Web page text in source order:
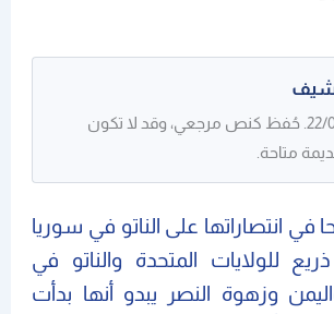
نُشر في 22/03/2018. حُفظ كنص مرجعي، وقد لا تكون
متاحة.
في انتصاراتها على الناتو في سوريا
للولايات المتحدة والناتو في
وزهوة النصر يبدو أنها بدأت